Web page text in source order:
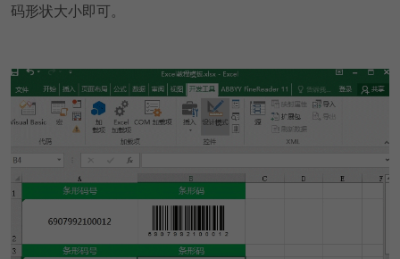
码形状大小即可。